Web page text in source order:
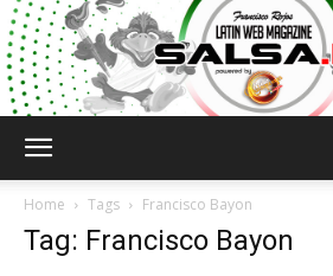
Home Tags Francisco Bayon
Tag: Francisco Bayon